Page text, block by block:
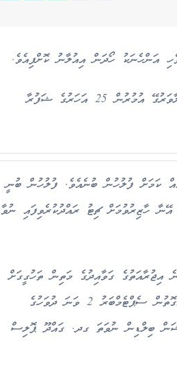
އަންހެނަކު ހޯދަން އިއުލާނު ކޮށްފިއެވެ.
މި މައްސަލައާ ގުޅިގެން ހޯދަން އިއުލާނުކޮށްފައި ވަނީ ގދ. ގައްދޫ، ދިލާވަރުގޭ އުމުރުން 25 އަހަރުގެ ޝަފުރާ
ކަމަށް ފުލުހުން ބުނެއެވެ. ފުލުހުން ބުނީ
ހާޒިރުވުމަށް ޗިޓު ރައްދުކުރެވިފައި ނުވާ
އިޖުރާއަތުގެ ގަވާއިދުގެ މަތިން ތަހުގީގަށް
ހާޒިރުވުމަށް އަންގާ ފުލުހުން ވަނީ އޭނާގެ ވަނަވަރު އާންމުކޮށްފައެވެ. އެގޮތުން ސެޕްޓެމްބަރު 2 ވަނަ ދުވަހުގެ
ބިލްޑިން ނުވަތަ ގދ. ގައްދޫ ޕޮލިސް